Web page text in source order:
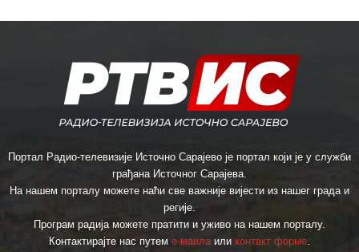
Портал Радио-телевизије Источно Сарајево је портал који је у служби
грађана Источног Сарајева.
На нашем порталу можете наћи све важније вијести из нашег града и
регије.
Програм радија можете пратити и уживо на нашем порталу.
Контактирајте нас путем е-маила или контакт форме